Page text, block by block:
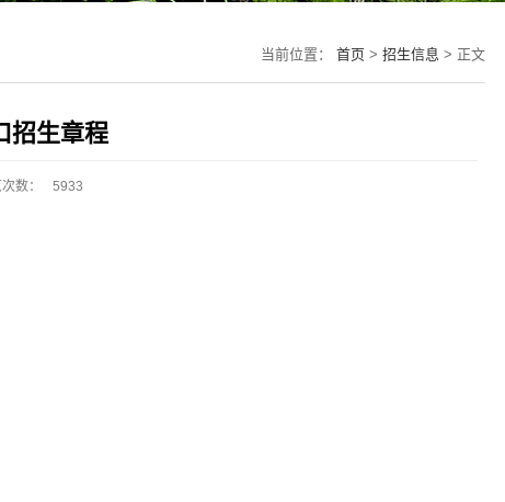
当前位置： 首页 > 招生信息 > 正文
招生章程
数： 5933